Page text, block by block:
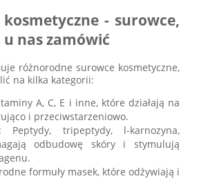
- surowce,
nas zamówić
różnorodne surowce kosmetyczne,
na kilka kategorii:
A, C, E i inne, które działają na
i przeciwstarzeniowo.
: Peptydy, tripeptydy, l-karnozyna,
odbudowę skóry i stymulują
formuły masek, które odżywiają i